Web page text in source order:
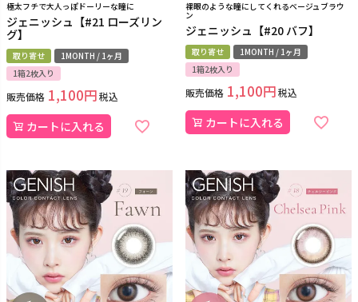
極太フチで大人っぽドーリーな瞳に
ジェニッシュ【#21 ローズリン
グ】
取り寄せ
1MONTH / 1ヶ月
1箱2枚入り
販売価格 1,100 税込
カートに入れる
裸眼のような瞳にしてくれるベージュブラウ
ン
ジェニッシュ【#20 バフ】
取り寄せ
1MONTH / 1ヶ月
1箱2枚入り
販売価格 1,100 税込
カートに入れる